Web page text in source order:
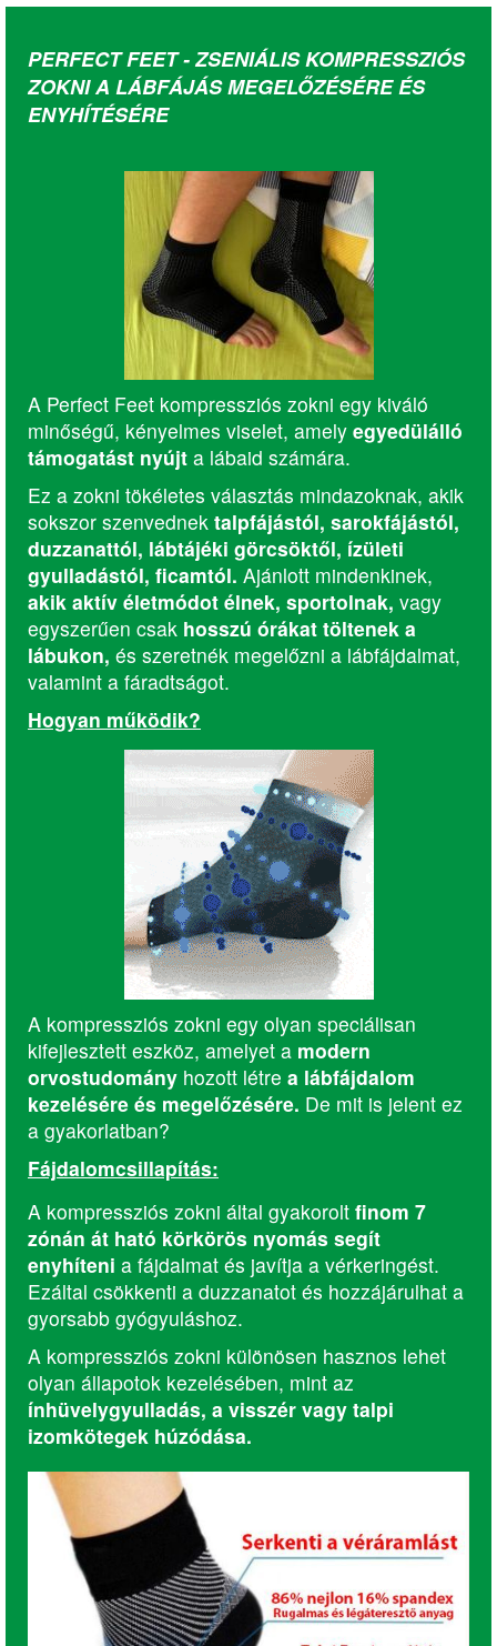
PERFECT FEET - ZSENIÁLIS KOMPRESSZIÓS
ZOKNI A LÁBFÁJÁS MEGELŐZÉSÉRE ÉS
ENYHÍTÉSÉRE
A Perfect Feet kompressziós zokni egy kiváló
minőségű, kényelmes viselet, amely egyedülálló
támogatást nyújt a lábaid számára.
Ez a zokni tökéletes választás mindazoknak, akik
sokszor szenvednek talpfájástól, sarokfájástól,
duzzanattól, lábtájéki görcsöktől, ízületi
gyulladástól, ficamtól. Ajánlott mindenkinek,
akik aktív életmódot élnek, sportolnak, vagy
egyszerűen csak hosszú órákat töltenek a
lábukon, és szeretnék megelőzni a lábfájdalmat,
valamint a fáradtságot.
Hogyan működik?
A kompressziós zokni egy olyan speciálisan
kifejlesztett eszköz, amelyet a modern
orvostudomány hozott létre a lábfájdalom
kezelésére és megelőzésére. De mit is jelent ez
a gyakorlatban?
Fájdalomcsillapítás:
A kompressziós zokni által gyakorolt finom 7
zónán át ható körkörös nyomás segít
enyhíteni a fájdalmat és javítja a vérkeringést.
Ezáltal csökkenti a duzzanatot és hozzájárulhat a
gyorsabb gyógyuláshoz.
A kompressziós zokni különösen hasznos lehet
olyan állapotok kezelésében, mint az
ínhüvelygyulladás, a visszér vagy talpi
izomkötegek húzódása.